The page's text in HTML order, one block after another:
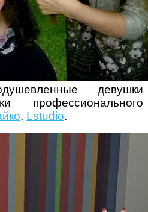
девушки
, Lstudio.